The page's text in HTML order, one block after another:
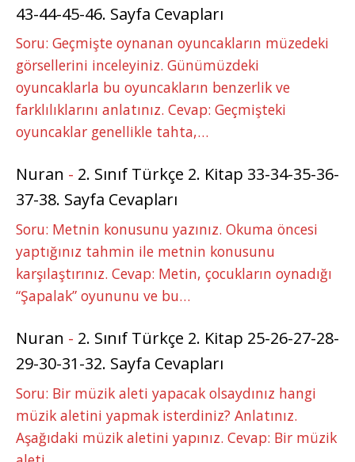
43-44-45-46. Sayfa Cevapları
Soru: Geçmişte oynanan oyuncakların müzedeki
görsellerini inceleyiniz. Günümüzdeki
oyuncaklarla bu oyuncakların benzerlik ve
farklılıklarını anlatınız. Cevap: Geçmişteki
oyuncaklar genellikle tahta,…
Nuran - 2. Sınıf Türkçe 2. Kitap 33-34-35-36-
37-38. Sayfa Cevapları
Soru: Metnin konusunu yazınız. Okuma öncesi
yaptığınız tahmin ile metnin konusunu
karşılaştırınız. Cevap: Metin, çocukların oynadığı
“Şapalak” oyununu ve bu…
Nuran - 2. Sınıf Türkçe 2. Kitap 25-26-27-28-
29-30-31-32. Sayfa Cevapları
Soru: Bir müzik aleti yapacak olsaydınız hangi
müzik aletini yapmak isterdiniz? Anlatınız.
Aşağıdaki müzik aletini yapınız. Cevap: Bir müzik